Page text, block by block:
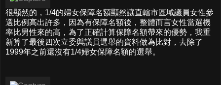
很顯然的，1/4的婦女保障名額顯然讓直轄市區域議員女性參
選比例高出許多，因為有保障名額後，整體而言女性當選機
率比男性來的高，為了正確計算保障名額帶來的優勢，我重
新算了最後四次立委與議員選舉的資料做為比對，去除了
1999年之前還沒有1/4婦女保障名額的選舉。